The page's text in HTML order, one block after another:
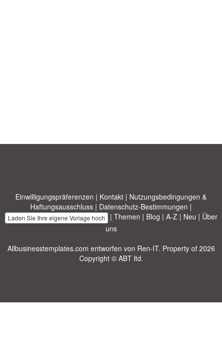
Einwilligungspräferenzen | Kontakt | Nutzungsbedingungen &
Haftungsausschluss | Datenschutz-Bestimmungen |
Laden Sie Ihre eigene Vorlage hoch | Themen | Blog | A-Z| Neu | Über
uns
Allbusinesstemplates.com entworfen von Ren-IT. Property of 2026
Copyright © ABT ltd.